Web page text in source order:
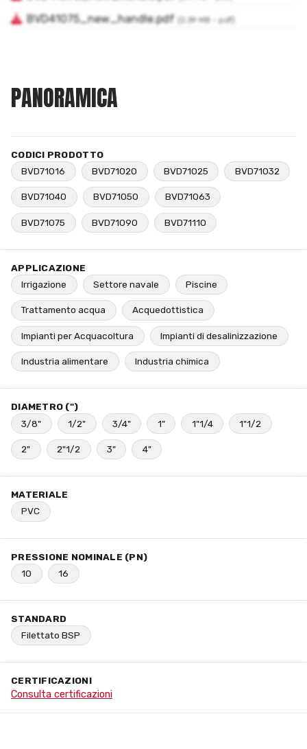
PANORAMICA
CODICI PRODOTTO
BVD71016
BVD71020 BVD71025 BVD71032
BVD71040 BVD71050 BVD71063
BVD71075 BVD71090 BVD71110
APPLICAZIONE
Irrigazione
Settore navale Piscine
Trattamento acqua Acquedottistica
Impianti per Acquacoltura Impianti di desalinizzazione
Industria alimentare Industria chimica
DIAMETRO (")
3/8"
1/2" 3/4" 1" 1"1/4 1"1/2
2" 2"1/2 3" 4"
MATERIALE
PVC
PRESSIONE NOMINALE (PN)
10
16
STANDARD
Filettato BSP
CERTIFICAZIONI
Consulta certificazioni